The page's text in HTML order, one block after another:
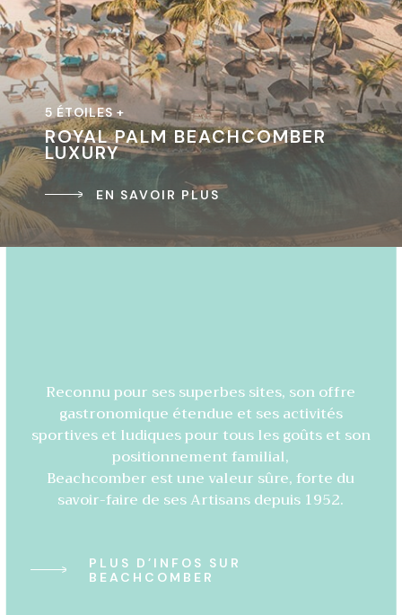
5 ÉTOILES +
ROYAL PALM BEACHCOMBER
LUXURY
EN SAVOIR PLUS
Reconnu pour ses superbes sites, son offre
gastronomique étendue et ses activités
sportives et ludiques pour tous les goûts et son
positionnement familial,
Beachcomber est une valeur sûre, forte du
savoir-faire de ses Artisans depuis 1952.
PLUS D’INFOS SUR
BEACHCOMBER